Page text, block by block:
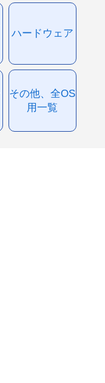
ハードウェア
その他、全OS
用一覧